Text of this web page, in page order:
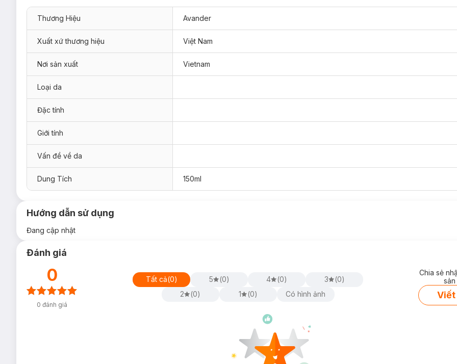
Thương Hiệu Avander
Xuất xứ thương hiệu Việt Nam
Nơi sản xuất Vietnam
Loại da
Đặc tính
Giới tính
Vấn đề về da
Dung Tích 150ml
Hướng dẫn sử dụng
Đang cập nhật
Đánh giá
0
0 đánh giá
Tất cả(0) 5 (0) 4 (0) 3 (0)
2
(0) 1 (0) Có hình ảnh
Chia sẻ
Viết